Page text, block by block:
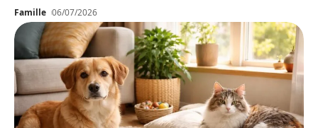
Famille 06/07/2026